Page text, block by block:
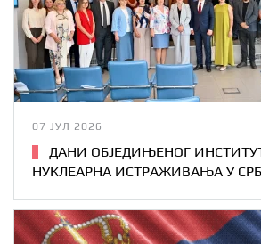
07 ЈУЛ 2026
ДАНИ ОБЈЕДИЊЕНОГ
НУКЛЕАРНА ИСТРАЖИВАЊА У